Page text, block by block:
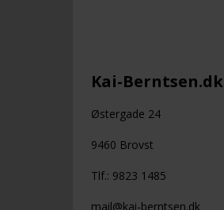
Kai-Berntsen.dk
Østergade 24
9460 Brovst
Tlf.: 9823 1485
mail@kai-berntsen.dk